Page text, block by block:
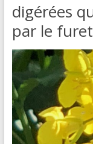
digérées
par le